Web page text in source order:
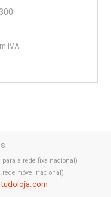
IVA
RAL9005
para a rede fixa nacional)
rede móvel nacional)